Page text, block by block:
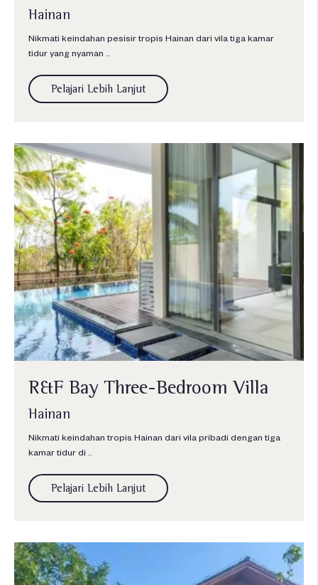
Hainan
Nikmati keindahan pesisir tropis Hainan dari vila tiga kamar
tidur yang nyaman ..
Pelajari Lebih Lanjut
R&F Bay Three-Bedroom Villa
Hainan
Nikmati keindahan tropis Hainan dari vila pribadi dengan tiga
kamar tidur di ..
Pelajari Lebih Lanjut